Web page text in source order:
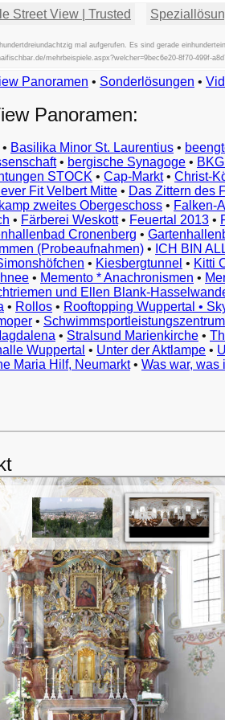
Street View | Trusted
mal aufgerufen. Es sind gerade
mehrbeispiele.aspx?welcher=9bec6e20-8f70-499f-
Beispiele
Exemples
Vorbeelden
Przykłady
Ejemplos
Örnekler
Παραδείγματα
Примеры
示
例
例
예
Panoramen • Sonderlösungen •
Panoramen:
• Basilika Minor St. Laurentius •
• bergische Synagoge •
STOCK • Cap-Markt• Christ-
Fit Velbert Mitte • Das Zittern des
zweites Obergeschoss • Falken-
• Färberei Weskott• Feuertal 2013 •
Cronenberg •
(Probeaufnahmen) • ICH BIN
• Kiesbergtunnel • Kitti
• Memento * Anachronismen •
und Ellen Blank-
• Rollos • Rooftopping Wuppertal •
• Schwimmsportleistungszentrum
• Stralsund Marienkirche •
Wuppertal • Unter der Aktlampe •
Maria Hilf, Neumarkt• Was war, was